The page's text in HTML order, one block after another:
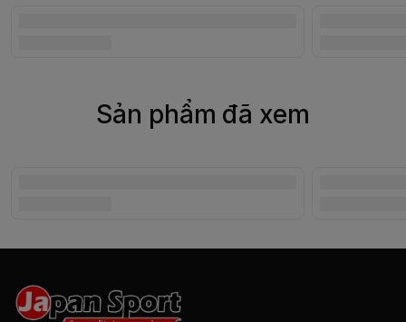
Sản phẩm đã xem